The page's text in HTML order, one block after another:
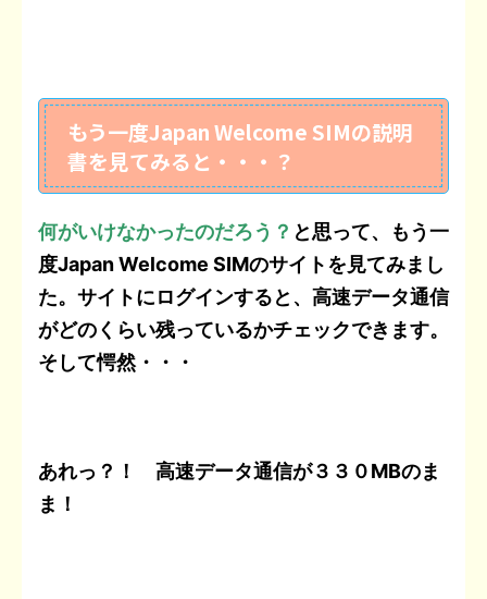
もう一度Japan Welcome SIMの説明
書を見てみると・・・？
何がいけなかったのだろう？ と思って、もう一
度Japan Welcome SIMのサイトを見てみまし
た。サイトにログインすると、高速データ通信
がどのくらい残っているかチェックできます。
そして愕然・・・
あれっ？！ 高速データ通信が３３０MBのま
ま！